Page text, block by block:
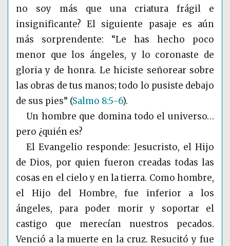
no soy más que una criatura frágil e
insignificante? El siguiente pasaje es aún
más sorprendente: “Le has hecho poco
menor que los ángeles, y lo coronaste de
gloria y de honra. Le hiciste señorear sobre
las obras de tus manos; todo lo pusiste debajo
de sus pies” (Salmo 8:5-6).
Un hombre que domina todo el universo…
pero ¿quién es?
El Evangelio responde: Jesucristo, el Hijo
de Dios, por quien fueron creadas todas las
cosas en el cielo y en la tierra. Como hombre,
el Hijo del Hombre, fue inferior a los
ángeles, para poder morir y soportar el
castigo que merecían nuestros pecados.
Venció a la muerte en la cruz. Resucitó y fue